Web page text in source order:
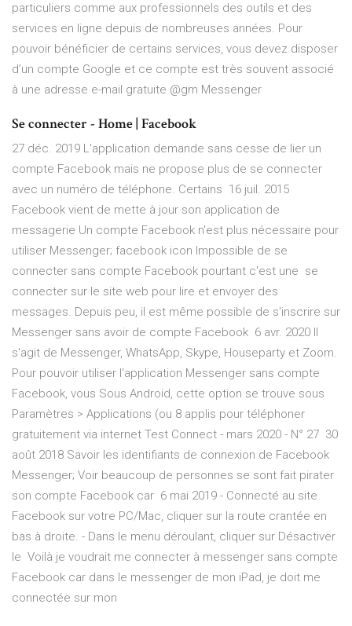
particuliers comme aux professionnels des outils et des
services en ligne depuis de nombreuses années. Pour
pouvoir bénéficier de certains services, vous devez disposer
d’un compte Google et ce compte est très souvent associé
à une adresse e-mail gratuite @gm Messenger
Se connecter - Home | Facebook
27 déc. 2019 L'application demande sans cesse de lier un
compte Facebook mais ne propose plus de se connecter
avec un numéro de téléphone. Certains 16 juil. 2015
Facebook vient de mette à jour son application de
messagerie Un compte Facebook n'est plus nécessaire pour
utiliser Messenger; facebook icon Impossible de se
connecter sans compte Facebook pourtant c'est une se
connecter sur le site web pour lire et envoyer des
messages. Depuis peu, il est même possible de s'inscrire sur
Messenger sans avoir de compte Facebook 6 avr. 2020 Il
s'agit de Messenger, WhatsApp, Skype, Houseparty et Zoom.
Pour pouvoir utiliser l'application Messenger sans compte
Facebook, vous Sous Android, cette option se trouve sous
Paramètres > Applications (ou 8 applis pour téléphoner
gratuitement via internet Test Connect - mars 2020 - N° 27 30
août 2018 Savoir les identifiants de connexion de Facebook
Messenger; Voir beaucoup de personnes se sont fait pirater
son compte Facebook car 6 mai 2019 - Connecté au site
Facebook sur votre PC/Mac, cliquer sur la route crantée en
bas à droite. - Dans le menu déroulant, cliquer sur Désactiver
le Voilà je voudrait me connecter à messenger sans compte
Facebook car dans le messenger de mon iPad, je doit me
connectée sur mon